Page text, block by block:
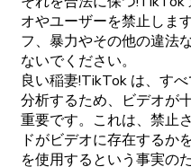
オやユーザーを禁止しま
フ、暴力やその他の違法
ないでください。
良い稲妻!TikTok は、す
分析するため、ビデオが
重要です。これは、禁止
ドがビデオに存在するか
を使用するという事実の